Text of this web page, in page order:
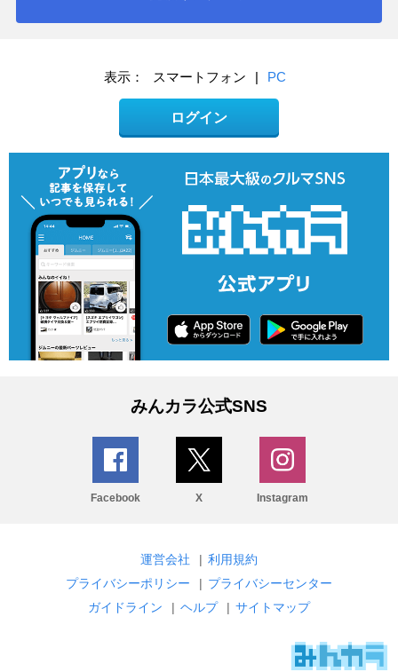
表示： スマートフォン | PC
ログイン
みんカラ公式SNS
Facebook X Instagram
運営会社 | 利用規約
プライバシーポリシー
| プライバシーセンター
ガイドライン
| ヘルプ | サイトマップ